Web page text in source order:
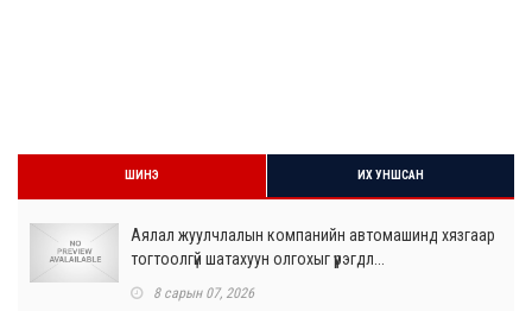
ШИНЭ ИХ УНШСАН
Аялал жуулчлалын компанийн автомашинд хязгаар
тогтоолгүй шатахуун олгохыг үүрэгдл...
8 сарын 07, 2026